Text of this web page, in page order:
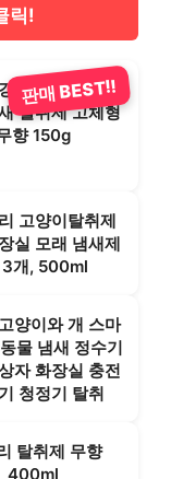
릭!
아지 고양이 화
탈취제 고체형
향 150g
판매 BEST!!
고양이탈취제
실 모래 냄새제
3개, 500ml
양이와 개 스마
물 냄새 정수기
자 화장실 충전
청정기 탈취
탈취제 무향
400ml